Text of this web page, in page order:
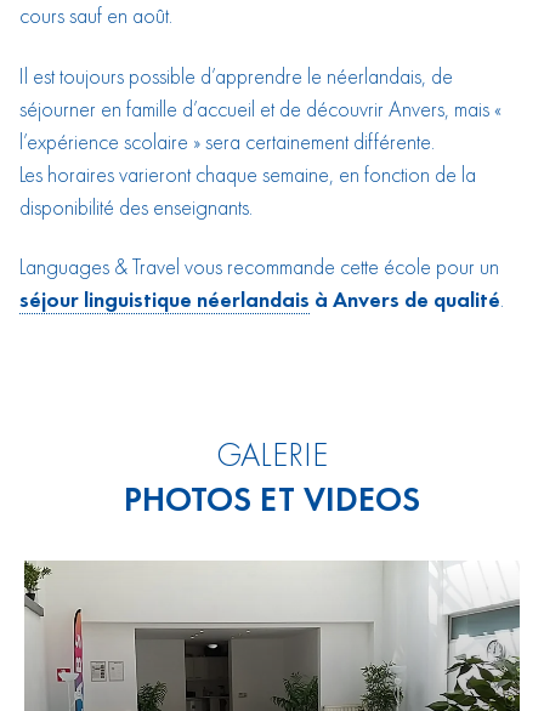
cours sauf en août.
Il est toujours possible d’apprendre le néerlandais, de
séjourner en famille d’accueil et de découvrir Anvers, mais «
l’expérience scolaire » sera certainement différente.
Les horaires varieront chaque semaine, en fonction de la
disponibilité des enseignants.
Languages & Travel vous recommande cette école pour un
séjour linguistique néerlandais à Anvers de qualité.
GALERIE
PHOTOS ET VIDEOS